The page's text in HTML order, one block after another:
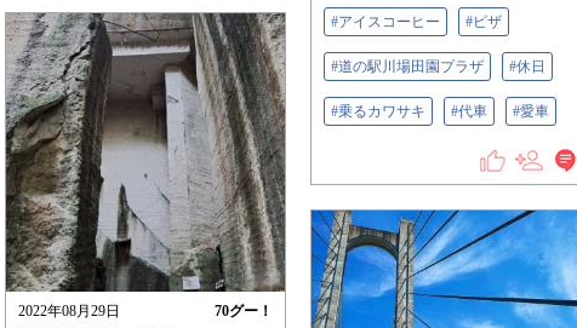
#アイスコーヒー #ピザ
#道の駅川場田園プラザ #休日
#乗るカワサキ #代車 #愛車
2022年08月29日 70グー！